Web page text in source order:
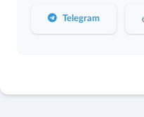
Telegram